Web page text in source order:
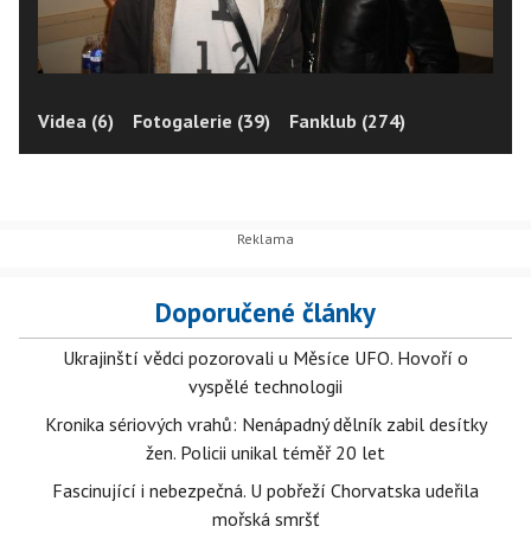
Videa (6) Fotogalerie (39) Fanklub (274)
Doporučené články
Ukrajinští vědci pozorovali u Měsíce UFO. Hovoří o
vyspělé technologii
Kronika sériových vrahů: Nenápadný dělník zabil desítky
žen. Policii unikal téměř 20 let
Fascinující i nebezpečná. U pobřeží Chorvatska udeřila
mořská smršť